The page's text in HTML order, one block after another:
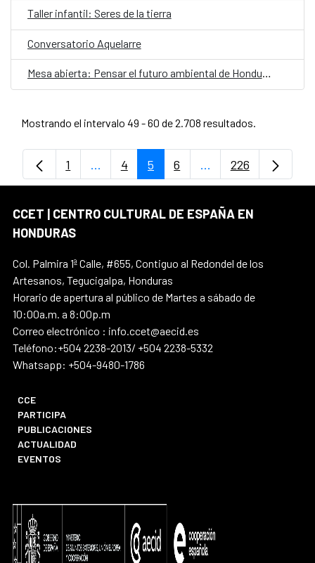
Taller infantil: Seres de la tierra
Conversatorio Aquelarre
Mesa abierta: Pensar el futuro ambiental de Honduras
Mostrando el intervalo 49 - 60 de 2.708 resultados.
Página
1 ...Páginas intermedias Use TAB para
Página
4 Página
5 Página
6 ...PáginasPágina
226
CCET | CENTRO CULTURAL DE ESPAÑA EN
HONDURAS
Col. Palmira 1ª Calle, #655, Contiguo al Redondel de los
Artesanos, Tegucigalpa, Honduras
Horario de apertura al público de Martes a sábado de
10:00a.m. a 8:00p.m
Correo electrónico : info.ccet@aecid.es
Teléfono:+504 2238-2013/ +504 2238-5332
Whatsapp: +504-9480-1786
CCE
PARTICIPA
PUBLICACIONES
ACTUALIDAD
EVENTOS